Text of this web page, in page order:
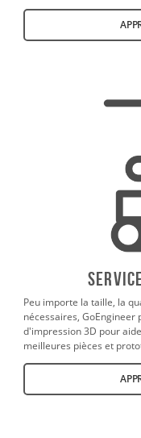
Peu importe la taille, la
nécessaires, GoEngineer
d'impression 3D pour
meilleures pièces et